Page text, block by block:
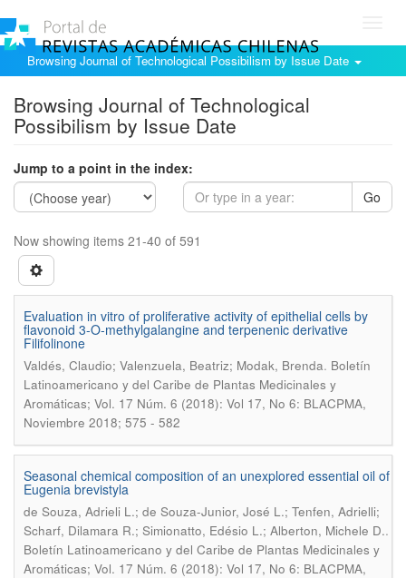
Browsing Journal of Technological Possibilism by Issue Date
Browsing Journal of Technological
Possibilism by Issue Date
Jump to a point in the index:
Go
Now showing items 21-40 of 591
Evaluation in vitro of proliferative activity of epithelial cells by
flavonoid 3-O-methylgalangine and terpenenic derivative
Filifolinone
Valdés, Claudio; Valenzuela, Beatriz; Modak, Brenda. Boletín
Latinoamericano y del Caribe de Plantas Medicinales y
Aromáticas; Vol. 17 Núm. 6 (2018): Vol 17, No 6: BLACPMA,
Noviembre 2018; 575 - 582
Seasonal chemical composition of an unexplored essential oil of
Eugenia brevistyla
de Souza, Adrieli L.; de Souza-Junior, José L.; Tenfen, Adrielli;
Scharf, Dilamara R.; Simionatto, Edésio L.; Alberton, Michele D..
Boletín Latinoamericano y del Caribe de Plantas Medicinales y
Aromáticas; Vol. 17 Núm. 6 (2018): Vol 17, No 6: BLACPMA,